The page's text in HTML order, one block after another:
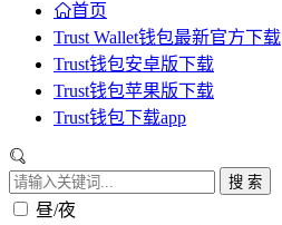
首页
Trust Wallet钱包最新官方下载
Trust钱包安卓版下载
Trust钱包苹果版下载
Trust钱包下载app
搜 索
昼/夜